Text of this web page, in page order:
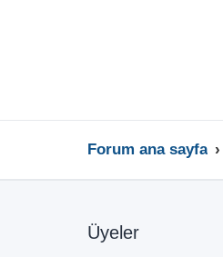
Forum ana sayfa
Üyeler